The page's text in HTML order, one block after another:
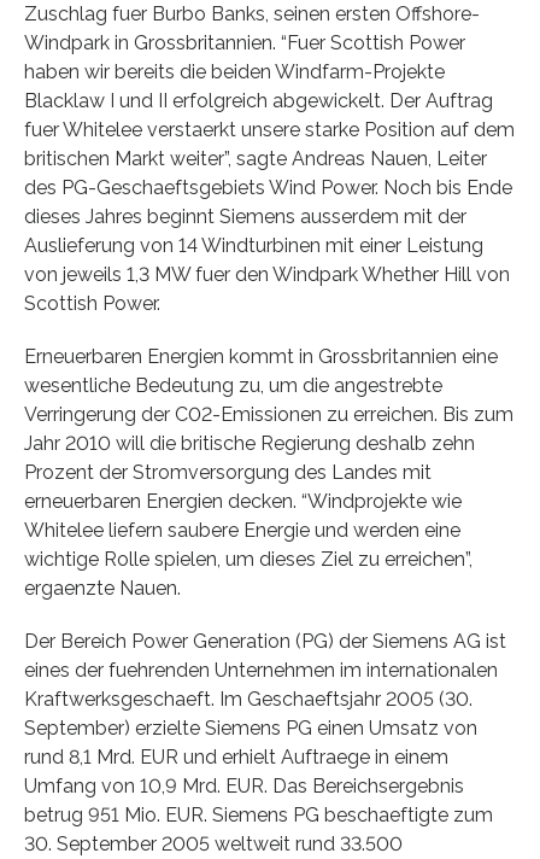
Zuschlag fuer Burbo Banks, seinen ersten Offshore-
Windpark in Grossbritannien. “Fuer Scottish Power
haben wir bereits die beiden Windfarm-Projekte
Blacklaw I und II erfolgreich abgewickelt. Der Auftrag
fuer Whitelee verstaerkt unsere starke Position auf dem
britischen Markt weiter”, sagte Andreas Nauen, Leiter
des PG-Geschaeftsgebiets Wind Power. Noch bis Ende
dieses Jahres beginnt Siemens ausserdem mit der
Auslieferung von 14 Windturbinen mit einer Leistung
von jeweils 1,3 MW fuer den Windpark Whether Hill von
Scottish Power.
Erneuerbaren Energien kommt in Grossbritannien eine
wesentliche Bedeutung zu, um die angestrebte
Verringerung der C02-Emissionen zu erreichen. Bis zum
Jahr 2010 will die britische Regierung deshalb zehn
Prozent der Stromversorgung des Landes mit
erneuerbaren Energien decken. “Windprojekte wie
Whitelee liefern saubere Energie und werden eine
wichtige Rolle spielen, um dieses Ziel zu erreichen”,
ergaenzte Nauen.
Der Bereich Power Generation (PG) der Siemens AG ist
eines der fuehrenden Unternehmen im internationalen
Kraftwerksgeschaeft. Im Geschaeftsjahr 2005 (30.
September) erzielte Siemens PG einen Umsatz von
rund 8,1 Mrd. EUR und erhielt Auftraege in einem
Umfang von 10,9 Mrd. EUR. Das Bereichsergebnis
betrug 951 Mio. EUR. Siemens PG beschaeftigte zum
30. September 2005 weltweit rund 33.500